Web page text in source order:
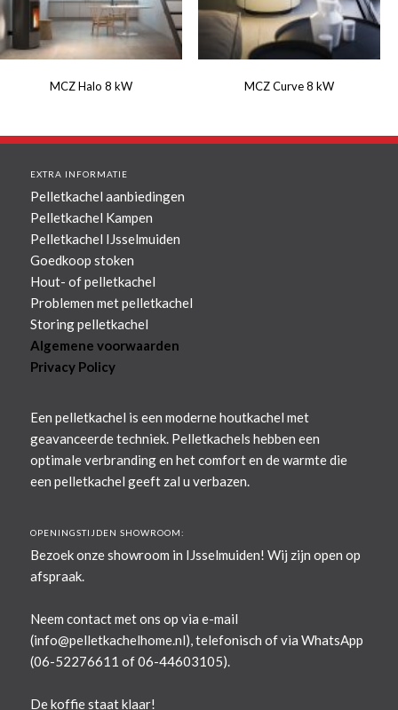
MCZ Halo 8 kW MCZ Curve 8 kW
EXTRA INFORMATIE
Pelletkachel aanbiedingen
Pelletkachel Kampen
Pelletkachel IJsselmuiden
Goedkoop stoken
Hout- of pelletkachel
Problemen met pelletkachel
Storing pelletkachel
Algemene voorwaarden
Privacy Policy
Een pelletkachel is een moderne houtkachel met
geavanceerde techniek. Pelletkachels hebben een
optimale verbranding en het comfort en de warmte die
een pelletkachel geeft zal u verbazen.
OPENINGSTIJDEN SHOWROOM:
Bezoek onze showroom in IJsselmuiden! Wij zijn open op
afspraak.
Neem contact met ons op via e-mail
(info@pelletkachelhome.nl), telefonisch of via WhatsApp
(06-52276611 of 06-44603105).
De koffie staat klaar!